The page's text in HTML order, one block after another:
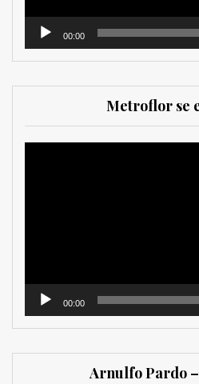
00:00
Metroflor se
00:00
Arnulfo Pardo